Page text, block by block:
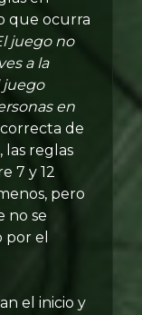
que ocurra
juego no
a la
juego
en
de
las reglas
7 y 12
pero
no se
el
el inicio y